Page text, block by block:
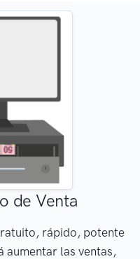
de Venta
rápido, potente
aumentar las ventas,